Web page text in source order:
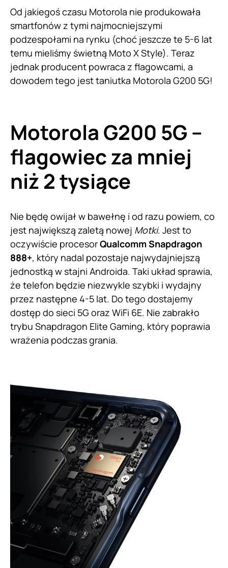
Od jakiegoś czasu Motorola nie produkowała
smartfonów z tymi najmocniejszymi
podzespołami na rynku (choć jeszcze te 5-6 lat
temu mieliśmy świetną Moto X Style). Teraz
jednak producent powraca z flagowcami, a
dowodem tego jest taniutka Motorola G200 5G!
Motorola G200 5G –
flagowiec za mniej
niż 2 tysiące
Nie będę owijał w bawełnę i od razu powiem, co
jest największą zaletą nowej Motki. Jest to
oczywiście procesorQualcomm Snapdragon
888+, który nadal pozostaje najwydajniejszą
jednostką w stajni Androida. Taki układ sprawia,
że telefon będzie niezwykle szybki i wydajny
przez następne 4-5 lat. Do tego dostajemy
dostęp do sieci 5G oraz WiFi 6E. Nie zabrakło
trybu Snapdragon Elite Gaming, który poprawia
wrażenia podczas grania.